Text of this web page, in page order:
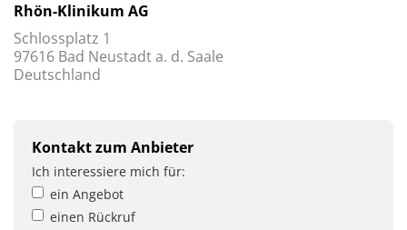
Rhön-Klinikum AG
Schlossplatz 1
97616 Bad Neustadt a. d. Saale
Deutschland
Kontakt zum Anbieter
Ich interessiere mich für:
ein Angebot
einen Rückruf